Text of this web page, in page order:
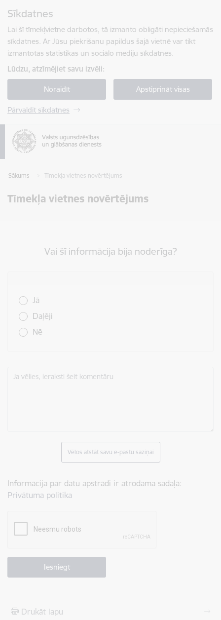
Sīkdatnes
Lai šī tīmekļvietne darbotos, tā izmanto obligāti nepieciešamās
sīkdatnes. Ar Jūsu piekrišanu papildus šajā vietnē var tikt
izmantotas statistikas un sociālo mediju sīkdatnes.
Lūdzu, atzīmējiet savu izvēli:
Noraidīt Apstiprināt visas
Pārvaldīt sīkdatnes
Sākums Tīmekļa vietnes novērtējums
Tīmekļa vietnes novērtējums
Vai šī informācija bija noderīga?
Jā
Daļēji
Nē
Ja vēlies, ieraksti šeit komentāru
Vēlos atstāt savu e-pastu saziņai
Informācija par datu apstrādi ir atrodama sadaļā:
Privātuma politika
Drukāt lapu